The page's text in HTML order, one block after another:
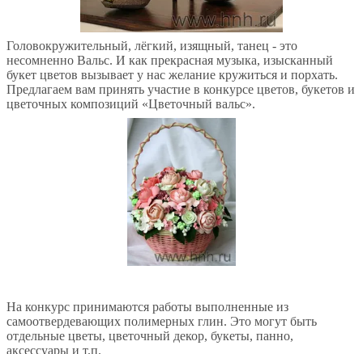
Головокружительный, лёгкий, изящный, танец - это
несомненно Вальс. И как прекрасная музыка, изысканный
букет цветов вызывает у нас желание кружиться и порхать.
Предлагаем вам принять участие в конкурсе цветов, букетов и
цветочных композиций «Цветочный вальс».
На конкурс принимаются работы выполненные из
самоотвердевающих полимерных глин. Это могут быть
отдельные цветы, цветочный декор, букеты, панно,
аксессуары и т.п.